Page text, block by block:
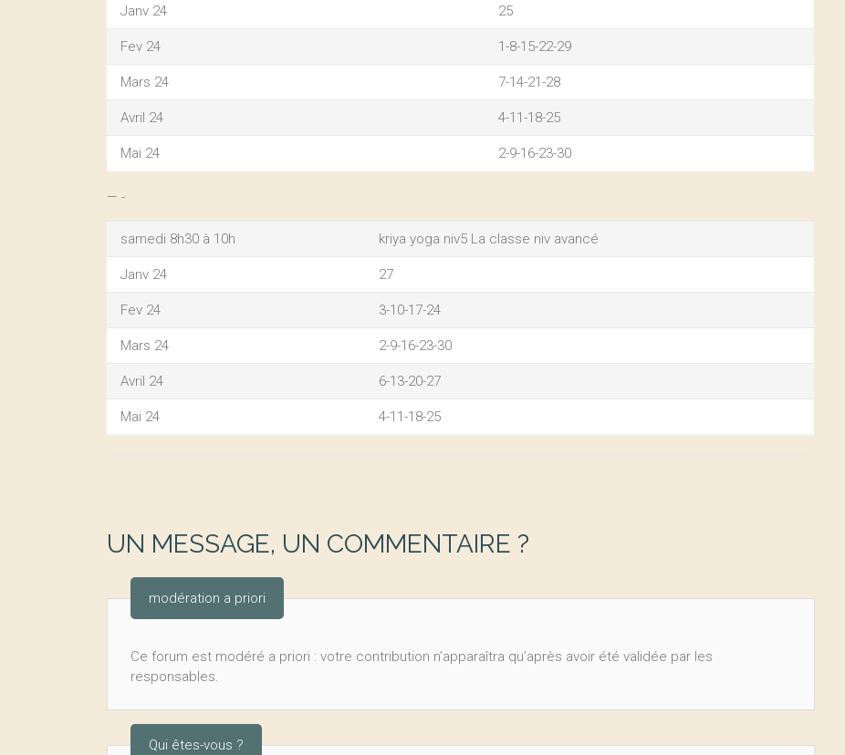
Janv 24 25
Fev 24 1-8-15-22-29
Mars 24 7-14-21-28
Avril 24 4-11-18-25
Mai 24 2-9-16-23-30
— -
samedi 8h30 à 10h kriya yoga niv5 La classe niv avancé
Janv 24 27
Fev 24 3-10-17-24
Mars 24 2-9-16-23-30
Avril 24 6-13-20-27
Mai 24 4-11-18-25
UN MESSAGE, UN COMMENTAIRE ?
modération a priori
Ce forum est modéré a priori : votre contribution n’apparaîtra qu’après avoir été validée par les
responsables.
Qui êtes-vous ?